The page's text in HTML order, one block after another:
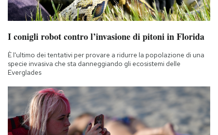
I conigli robot contro l’invasione di pitoni in Florida
È l'ultimo dei tentativi per provare a ridurre la popolazione di una
specie invasiva che sta danneggiando gli ecosistemi delle
Everglades